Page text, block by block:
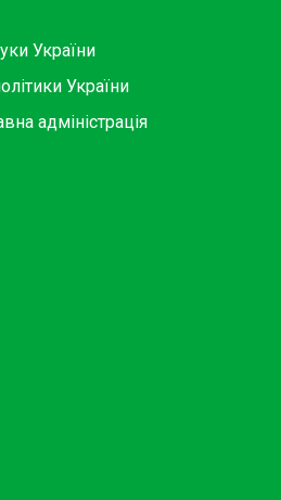
України
України
адміністрація